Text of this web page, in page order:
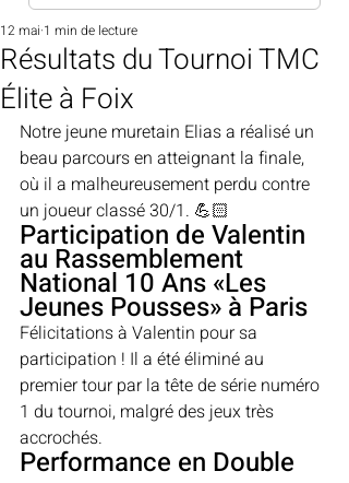
Résultats du Tournoi TMC
Élite à Foix
12 mai 1 min de lecture
Notre jeune muretain Elias a réalisé un
beau parcours en atteignant la finale,
où il a malheureusement perdu contre
un joueur classé 30/1. 💪🏻
Participation de Valentin
au Rassemblement
National 10 Ans «Les
Jeunes Pousses» à Paris
Félicitations à Valentin pour sa
participation ! Il a été éliminé au
premier tour par la tête de série numéro
1 du tournoi, malgré des jeux très
accrochés.
Performance en Double